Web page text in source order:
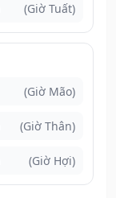
(Giờ Tuất)
(Giờ Mão)
(Giờ Thân)
(Giờ Hợi)